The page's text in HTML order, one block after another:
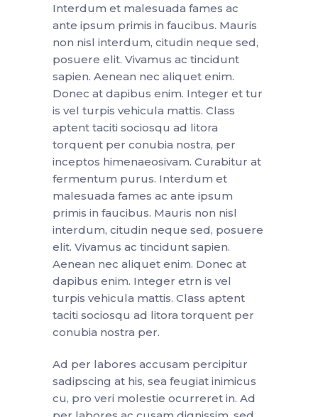
Interdum et malesuada fames ac
ante ipsum primis in faucibus. Mauris
non nisl interdum, citudin neque sed,
posuere elit. Vivamus ac tincidunt
sapien. Aenean nec aliquet enim.
Donec at dapibus enim. Integer et tur
is vel turpis vehicula mattis. Class
aptent taciti sociosqu ad litora
torquent per conubia nostra, per
inceptos himenaeosivam. Curabitur at
fermentum purus. Interdum et
malesuada fames ac ante ipsum
primis in faucibus. Mauris non nisl
interdum, citudin neque sed, posuere
elit. Vivamus ac tincidunt sapien.
Aenean nec aliquet enim. Donec at
dapibus enim. Integer etrn is vel
turpis vehicula mattis. Class aptent
taciti sociosqu ad litora torquent per
conubia nostra per.
Ad per labores accusam percipitur
sadipscing at his, sea feugiat inimicus
cu, pro veri molestie ocurreret in. Ad